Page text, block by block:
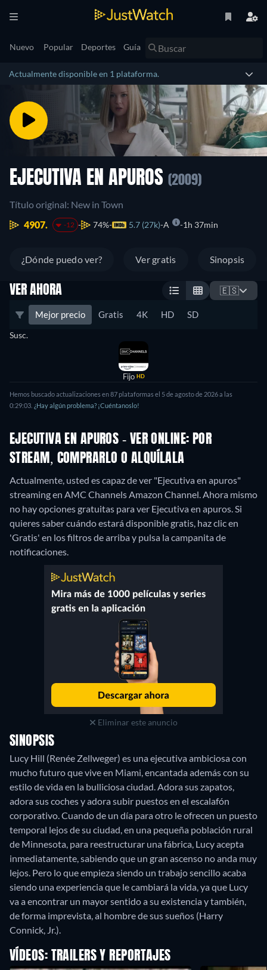
Nuevo Popular Deportes Guía
Actualmente disponible en 1 plataforma.
EJECUTIVA EN APUROS (2009)
Título original: New in Town
4907.
-12 74% 5.7 (27k) A 1h 37min
¿Dónde puedo ver? Ver gratis Sinopsis
VER AHORA 🇪🇸
Mejor precio Gratis 4K HD SD
Susc.
Fijo HD
Hemos buscado actualizaciones en 87 plataformas el 5 de agosto de 2026 a las
0:29:03. ¿Hay algún problema? ¡Cuéntanoslo!
EJECUTIVA EN APUROS - VER ONLINE: POR
STREAM, COMPRARLO O ALQUÍLALA
Actualmente, usted es capaz de ver "Ejecutiva en apuros"
streaming en AMC Channels Amazon Channel.Ahora mismo
no hay opciones gratuitas para ver Ejecutiva en apuros. Si
quieres saber cuándo estará disponible gratis, haz clic en
'Gratis' en los filtros de arriba y pulsa la campanita de
notificaciones.
Eliminar este anuncio
SINOPSIS
Lucy Hill (Renée Zellweger) es una ejecutiva ambiciosa con
mucho futuro que vive en Miami, encantada además con su
estilo de vida en la bulliciosa ciudad. Adora sus zapatos,
adora sus coches y adora subir puestos en el escalafón
corporativo. Cuando de un día para otro le ofrecen un puesto
temporal lejos de su ciudad, en una pequeña población rural
de Minnesota, para reestructurar una fábrica, Lucy acepta
inmediatamente, sabiendo que un gran ascenso no anda muy
lejos. Pero lo que empieza siendo un trabajo sencillo acaba
siendo una experiencia que le cambiará la vida, ya que Lucy
va a encontrar un mayor sentido a su existencia y también,
de forma imprevista, al hombre de sus sueños (Harry
Connick, Jr.).
VÍDEOS: TRAILERS Y REPORTAJES